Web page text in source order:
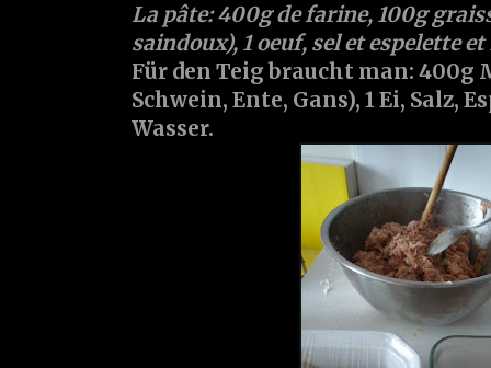
La pâte: 400g de farine, 100g
saindoux), 1 oeuf, sel et espelette
Für den Teig braucht man: 400g
Schwein, Ente, Gans), 1 Ei, Salz,
Wasser.